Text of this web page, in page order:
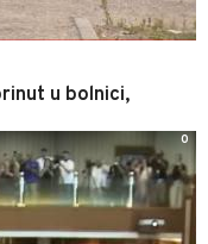
u bolnici,
0